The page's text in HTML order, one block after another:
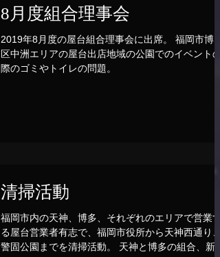
8月度組合理事会
2019年8月度の屋台組合理事会に出席。 福岡市博多
区中洲エリアの屋台出店地域の公園でのイベントの
際のゴミやトイレの問題。
清掃活動
福岡市内の天神、博多、それぞれのエリアで営業す
る屋台営業者有志で、福岡市役所から天神西通り、
警固公園までを清掃活動。 天神と博多の組合、新規